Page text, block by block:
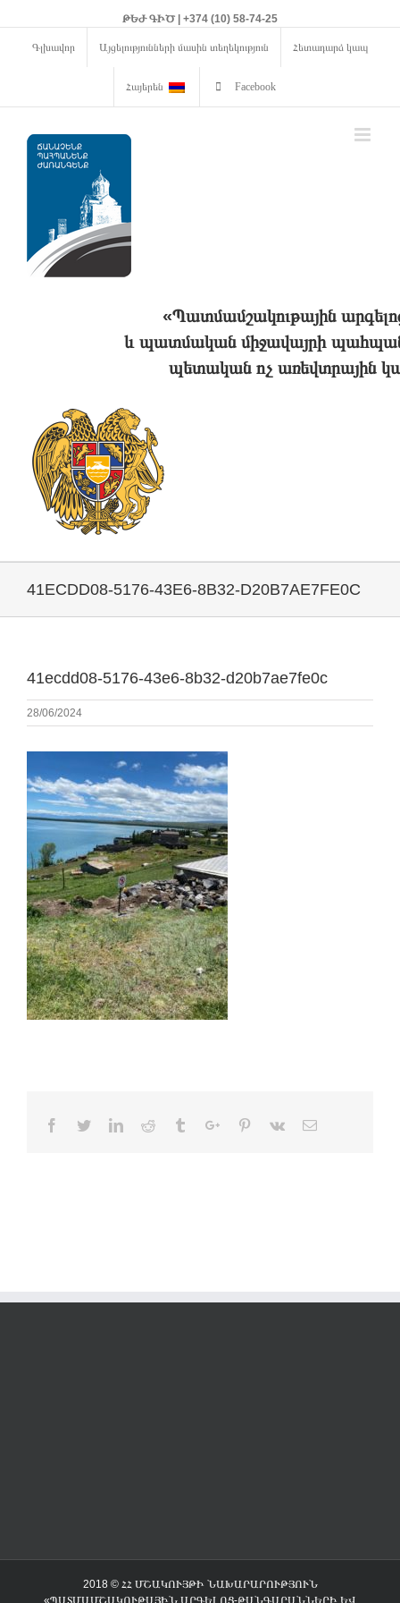
ԹԵԺ ԳԻԾ | +374 (10) 58-74-25
Գլխավոր Այցելությունների մասին տեղեկություն Հետադարձ կապ
Հայերեն Facebook
«Պատմամշակութային
և պատմական միջավայրի
պետական ոչ առեվտրային
41ECDD08-5176-43E6-8B32-D20B7AE7FE0C
41ecdd08-5176-43e6-8b32-d20b7ae7fe0c
28/06/2024
Facebook
TwitterLinkedinReddit TumblrGoogle+Pinterest
Vk Email
2018 © ՀՀ ՄՇԱԿՈՒՅԹԻ ՆԱԽԱՐԱՐՈՒԹՅՈՒՆ